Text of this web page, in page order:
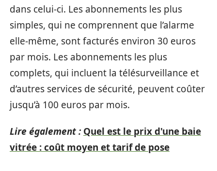
dans celui-ci. Les abonnements les plus
simples, qui ne comprennent que l’alarme
elle-même, sont facturés environ 30 euros
par mois. Les abonnements les plus
complets, qui incluent la télésurveillance et
d’autres services de sécurité, peuvent coûter
jusqu’à 100 euros par mois.
Lire également : Quel est le prix d'une baie
vitrée : coût moyen et tarif de pose